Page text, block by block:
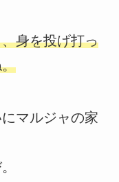
身を投げ打っ
マルジャの家